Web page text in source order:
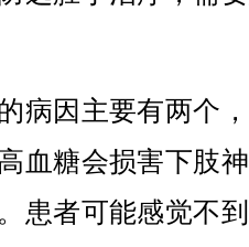
因主要有两个
血糖会损害下肢
患者可能感觉不